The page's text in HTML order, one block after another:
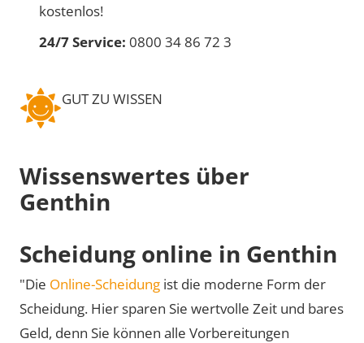
kostenlos!
24/7 Service: 0800 34 86 72 3
GUT ZU WISSEN
Wissenswertes über
Genthin
Scheidung online in Genthin
"Die Online-Scheidung ist die moderne Form der
Scheidung. Hier sparen Sie wertvolle Zeit und bares
Geld, denn Sie können alle Vorbereitungen